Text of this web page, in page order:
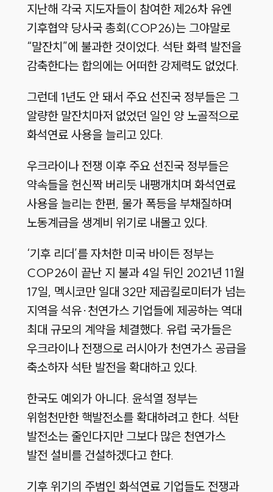
지난해 각국 지도자들이 참여한 제26차 유엔
기후협약 당사국 총회(COP26)는 그야말로
“말잔치”에 불과한 것이었다. 석탄 화력 발전을
감축한다는 합의에는 어떠한 강제력도 없었다.
그런데 1년도 안 돼서 주요 선진국 정부들은 그
알량한 말잔치마저 없었던 일인 양 노골적으로
화석연료 사용을 늘리고 있다.
우크라이나 전쟁 이후 주요 선진국 정부들은
약속들을 헌신짝 버리듯 내팽개치며 화석연료
사용을 늘리는 한편, 물가 폭등을 부채질하며
노동계급을 생계비 위기로 내몰고 있다.
‘기후 리더’를 자처한 미국 바이든 정부는
COP26이 끝난 지 불과 4일 뒤인 2021년 11월
17일, 멕시코만 일대 32만 제곱킬로미터가 넘는
지역을 석유·천연가스 기업들에 제공하는 역대
최대 규모의 계약을 체결했다. 유럽 국가들은
우크라이나 전쟁으로 러시아가 천연가스 공급을
축소하자 석탄 발전을 확대하고 있다.
한국도 예외가 아니다. 윤석열 정부는
위험천만한 핵발전소를 확대하려고 한다. 석탄
발전소는 줄인다지만 그보다 많은 천연가스
발전 설비를 건설하겠다고 한다.
기후 위기의 주범인 화석연료 기업들도 전쟁과